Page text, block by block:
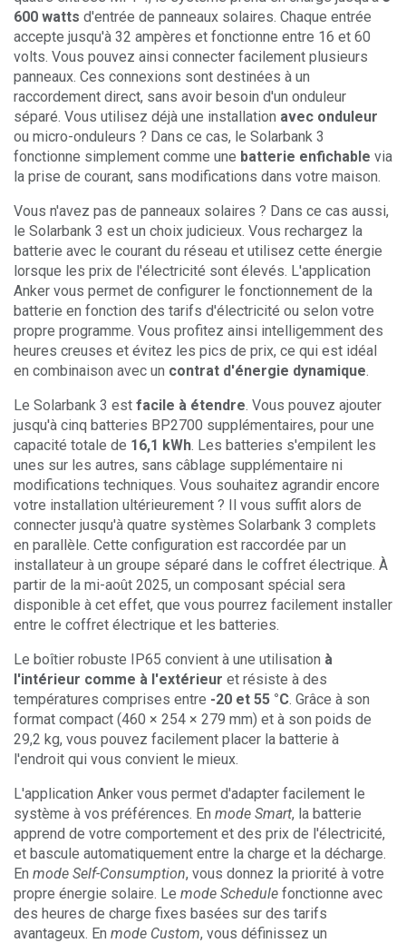
600 watts d'entrée de panneaux solaires. Chaque entrée
accepte jusqu'à 32 ampères et fonctionne entre 16 et 60
volts. Vous pouvez ainsi connecter facilement plusieurs
panneaux. Ces connexions sont destinées à un
raccordement direct, sans avoir besoin d'un onduleur
séparé. Vous utilisez déjà une installation avec onduleur
ou micro-onduleurs ? Dans ce cas, le Solarbank 3
fonctionne simplement comme une batterie enfichable via
la prise de courant, sans modifications dans votre maison.
Vous n'avez pas de panneaux solaires ? Dans ce cas aussi,
le Solarbank 3 est un choix judicieux. Vous rechargez la
batterie avec le courant du réseau et utilisez cette énergie
lorsque les prix de l'électricité sont élevés. L'application
Anker vous permet de configurer le fonctionnement de la
batterie en fonction des tarifs d'électricité ou selon votre
propre programme. Vous profitez ainsi intelligemment des
heures creuses et évitez les pics de prix, ce qui est idéal
en combinaison avec un contrat d'énergie dynamique.
Le Solarbank 3 est facile à étendre. Vous pouvez ajouter
jusqu'à cinq batteries BP2700 supplémentaires, pour une
capacité totale de 16,1 kWh. Les batteries s'empilent les
unes sur les autres, sans câblage supplémentaire ni
modifications techniques. Vous souhaitez agrandir encore
votre installation ultérieurement ? Il vous suffit alors de
connecter jusqu'à quatre systèmes Solarbank 3 complets
en parallèle. Cette configuration est raccordée par un
installateur à un groupe séparé dans le coffret électrique. À
partir de la mi-août 2025, un composant spécial sera
disponible à cet effet, que vous pourrez facilement installer
entre le coffret électrique et les batteries.
Le boîtier robuste IP65 convient à une utilisation à
l'intérieur comme à l'extérieur et résiste à des
températures comprises entre -20 et 55 °C. Grâce à son
format compact (460 × 254 × 279 mm) et à son poids de
29,2 kg, vous pouvez facilement placer la batterie à
l'endroit qui vous convient le mieux.
L'application Anker vous permet d'adapter facilement le
système à vos préférences. En mode Smart, la batterie
apprend de votre comportement et des prix de l'électricité,
et bascule automatiquement entre la charge et la décharge.
En mode Self-Consumption, vous donnez la priorité à votre
propre énergie solaire. Le mode Schedule fonctionne avec
des heures de charge fixes basées sur des tarifs
avantageux. En mode Custom, vous définissez un